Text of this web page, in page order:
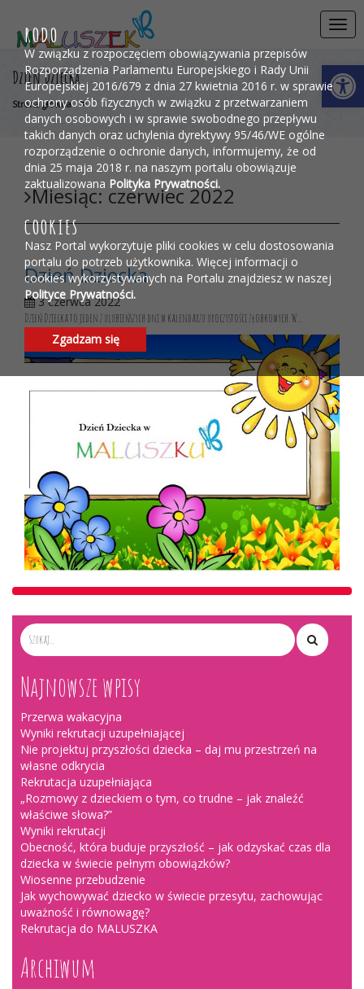
RODO
W związku z rozpoczęciem obowiązywania przepisów
Rozporządzenia Parlamentu Europejskiego i Rady Unii
Europejskiej 2016/679 z dnia 27 kwietnia 2016 r. w sprawie
ochrony osób fizycznych w związku z przetwarzaniem
danych osobowych i w sprawie swobodnego przepływu
takich danych oraz uchylenia dyrektywy 95/46/WE ogólne
rozporządzenie o ochronie danych, informujemy, że od
dnia 25 maja 2018 r. na naszym portalu obowiązuje
zaktualizowana Polityka Prywatności.
COOKIES
Nasz Portal wykorzytuje pliki cookies w celu dostosowania
portalu do potrzeb użytkownika. Więcej informacji o
cookies wykorzystywanych na Portalu znajdziesz w naszej
Polityce Prywatności.
Zgadzam się
Dzień Dziecka
Strona główna >
Miesiąc:czerwiec 2022
Dzień Dziecka
3 czerwca 2022
Dzień Dziecka to jeden z ulubieńszych dni w kalendarzu uroczystości żłobkowych. W...
Najnowsze wpisy
Przerwa wakacyjna
Wyniki rekrutacji uzupełniającej
Nie projektuj przyszłości dziecka – daj mu przestrzeń na
własne odkrycia
Rekrutacja uzupełniająca
„Rozmowy z dzieckiem o tym, co trudne – jak znaleźć
właściwe słowa?”
Wyniki rekrutacji
Obecność, która buduje przyszłość – jak odzyskać czas dla
dziecka w świecie pełnym obowiązków?
Wiosenne przebudzenie
Jak wychowywać dziecko w świecie przesytu, zachowując
uważność i równowagę?
Rekrutacja do MALUSZKA
Archiwum